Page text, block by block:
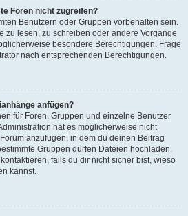
Foren nicht zugreifen?
Benutzern oder Gruppen vorbehalten sein.
zu lesen, zu schreiben oder andere Vorgänge
besondere Berechtigungen. Frage
nach entsprechenden Berechtigungen.
anfügen?
für Foren, Gruppen und einzelne Benutzer
hat es möglicherweise nicht
anzufügen, in dem du deinen Beitrag
Gruppen dürfen Dateien hochladen.
falls du dir nicht sicher bist, wieso
kannst.